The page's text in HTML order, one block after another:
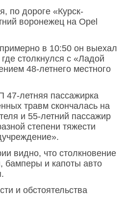
по дороге «Курск-
воронежец на Opel
в 10:50 он выехал
столкнулся с «Ладой
48-летнего местного
47-летняя пассажирка
травм скончалась на
и 55-летний пассажир
степени тяжести
видно, что столкновение
и капоты авто
и обстоятельства